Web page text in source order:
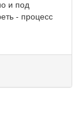
и под
- процесс